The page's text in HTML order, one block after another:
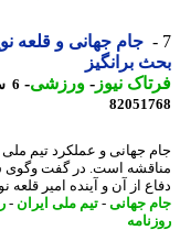
جام جهانی و قلعه
برانگیز
نیوز-ورزشی-6 ساعت پیش - یکشنبه 18 مرداد 1405، 07:25
است. در گفت وگوی سه
از آن و آینده امیر قلعه
جهانی-تیم ملی ایران -